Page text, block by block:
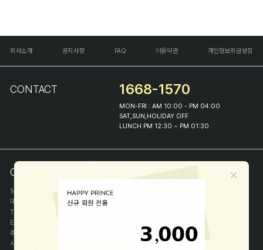
회사소개 공지사항 FAQ 이용약관 개인정보취급방침
CONTACT 1668-1570
MON-FRI : AM 10:00 - PM 04:00
SAT,SUN,HOLIDAY OFF
LUNCH PM 12:30 ~ PM 01:30
COMPANY INFO
상호
(주)해피프린스
대표
이화진
TEL
E-MAIL
주소
사업자등록번호